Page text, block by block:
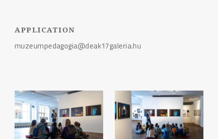
APPLICATION
muzeumpedagogia@deak17galeria.hu